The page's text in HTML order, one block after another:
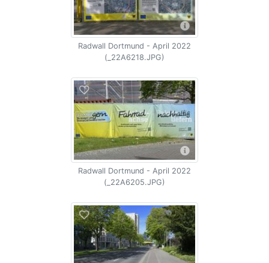
Radwall Dortmund - April 2022
(_22A6218.JPG)
Radwall Dortmund - April 2022
(_22A6205.JPG)